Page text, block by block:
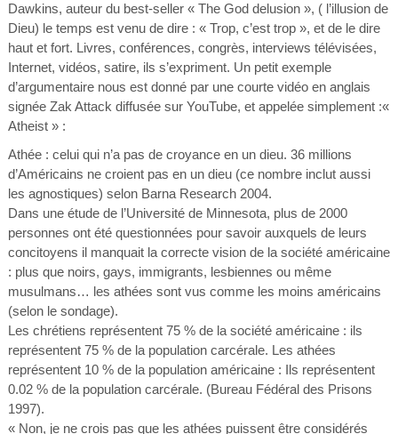
Dawkins, auteur du best-seller « The God delusion », ( l’illusion de
Dieu) le temps est venu de dire : « Trop, c’est trop », et de le dire
haut et fort. Livres, conférences, congrès, interviews télévisées,
Internet, vidéos, satire, ils s’expriment. Un petit exemple
d’argumentaire nous est donné par une courte vidéo en anglais
signée Zak Attack diffusée sur YouTube, et appelée simplement :«
Atheist » :
Athée : celui qui n’a pas de croyance en un dieu. 36 millions
d’Américains ne croient pas en un dieu (ce nombre inclut aussi
les agnostiques) selon Barna Research 2004.
Dans une étude de l’Université de Minnesota, plus de 2000
personnes ont été questionnées pour savoir auxquels de leurs
concitoyens il manquait la correcte vision de la société américaine
: plus que noirs, gays, immigrants, lesbiennes ou même
musulmans… les athées sont vus comme les moins américains
(selon le sondage).
Les chrétiens représentent 75 % de la société américaine : ils
représentent 75 % de la population carcérale. Les athées
représentent 10 % de la population américaine : Ils représentent
0.02 % de la population carcérale. (Bureau Fédéral des Prisons
1997).
« Non, je ne crois pas que les athées puissent être considérés